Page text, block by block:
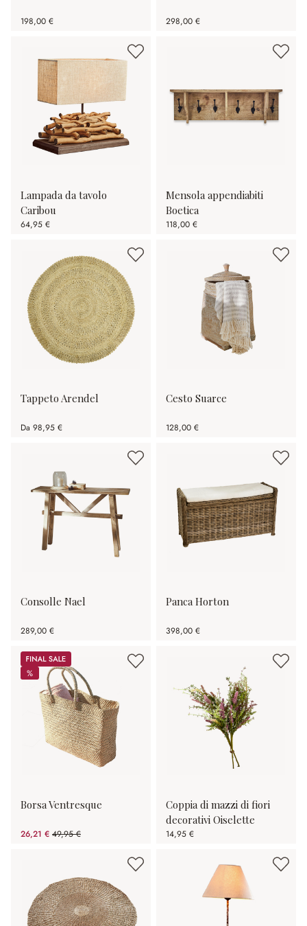
198,00 € 298,00 €
Lampada da tavolo
Caribou
64,95 €
Mensola appendiabiti
Boetica
118,00 €
Tappeto Arendel
Da 98,95 €
Cesto Suarce
128,00 €
Consolle Nael
289,00 €
Panca Horton
398,00 €
Sale
%
%
Borsa Ventresque
26,21 € 49,95 €
(risparmio 47.53%)
Coppia di mazzi di fiori
decorativi Oiselette
14,95 €